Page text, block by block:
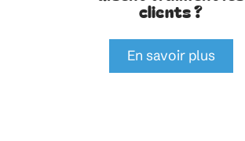
clients ?
En savoir plus